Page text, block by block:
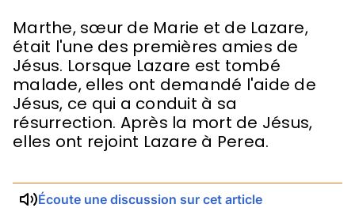
Marthe, sœur de Marie et de Lazare,
était l'une des premières amies de
Jésus. Lorsque Lazare est tombé
malade, elles ont demandé l'aide de
Jésus, ce qui a conduit à sa
résurrection. Après la mort de Jésus,
elles ont rejoint Lazare à Perea.
Écoute une discussion sur cet article